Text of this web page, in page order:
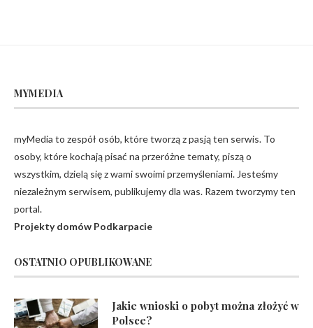
MYMEDIA
myMedia to zespół osób, które tworzą z pasją ten serwis. To
osoby, które kochają pisać na przeróżne tematy, piszą o
wszystkim, dzielą się z wami swoimi przemyśleniami. Jesteśmy
niezależnym serwisem, publikujemy dla was. Razem tworzymy ten
portal.
Projekty domów Podkarpacie
OSTATNIO OPUBLIKOWANE
Jakie wnioski o pobyt można złożyć w
Polsce?